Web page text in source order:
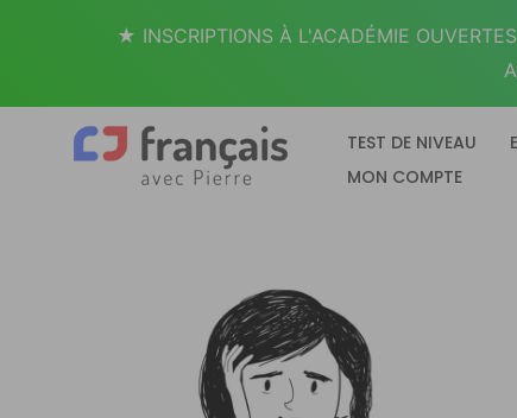
TEST DE NIVEAU
MON COMPTE
★ INSCRIPTIONS À L'ACADÉMIE